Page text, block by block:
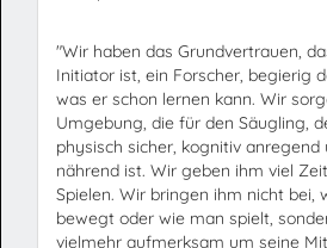
"Wir haben das Grundvertrauen,
Initiator ist, ein Forscher, begierig
was er schon lernen kann. Wir
Umgebung, die für den Säugling,
physisch sicher, kognitiv anregend
nährend ist. Wir geben ihm viel
Spielen. Wir bringen ihm nicht bei,
bewegt oder wie man spielt,
vielmehr aufmerksam um seine